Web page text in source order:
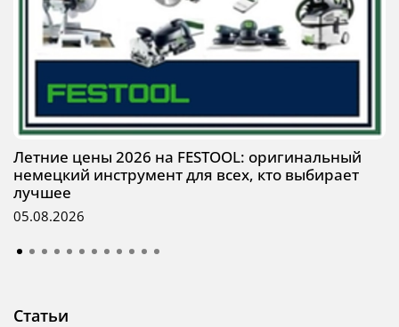
Летние цены 2026 на FESTOOL: оригинальный
немецкий инструмент для всех, кто выбирает
лучшее
05.08.2026
Статьи